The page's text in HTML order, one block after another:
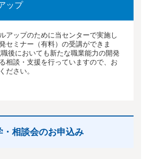
ップ
アップのために当センターで実施し
セミナー（有料）の受講ができま
後においても新たな職業能力の開発
相談・支援を行っていますので、お
ださい。
・相談会のお申込み